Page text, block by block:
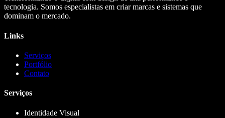
tecnologia. Somos especialistas em criar marcas e sistemas que
dominam o mercado.
Links
Serviços
Portfólio
Contato
Serviços
Identidade Visual